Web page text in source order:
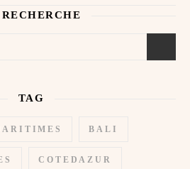
TAG
BALI
COTEDAZUR